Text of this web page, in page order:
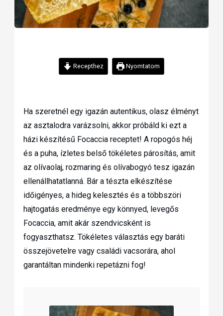
Recepthez Nyomtatom
Ha szeretnél egy igazán autentikus, olasz élményt
az asztalodra varázsolni, akkor próbáld ki ezt a
házi készítésű Focaccia receptet! A ropogós héj
és a puha, ízletes belső tökéletes párosítás, amit
az olívaolaj, rozmaring és olívabogyó tesz igazán
ellenállhatatlanná. Bár a tészta elkészítése
időigényes, a hideg kelesztés és a többszöri
hajtogatás eredménye egy könnyed, levegős
Focaccia, amit akár szendvicsként is
fogyaszthatsz. Tökéletes választás egy baráti
összejövetelre vagy családi vacsorára, ahol
garantáltan mindenki repetázni fog!